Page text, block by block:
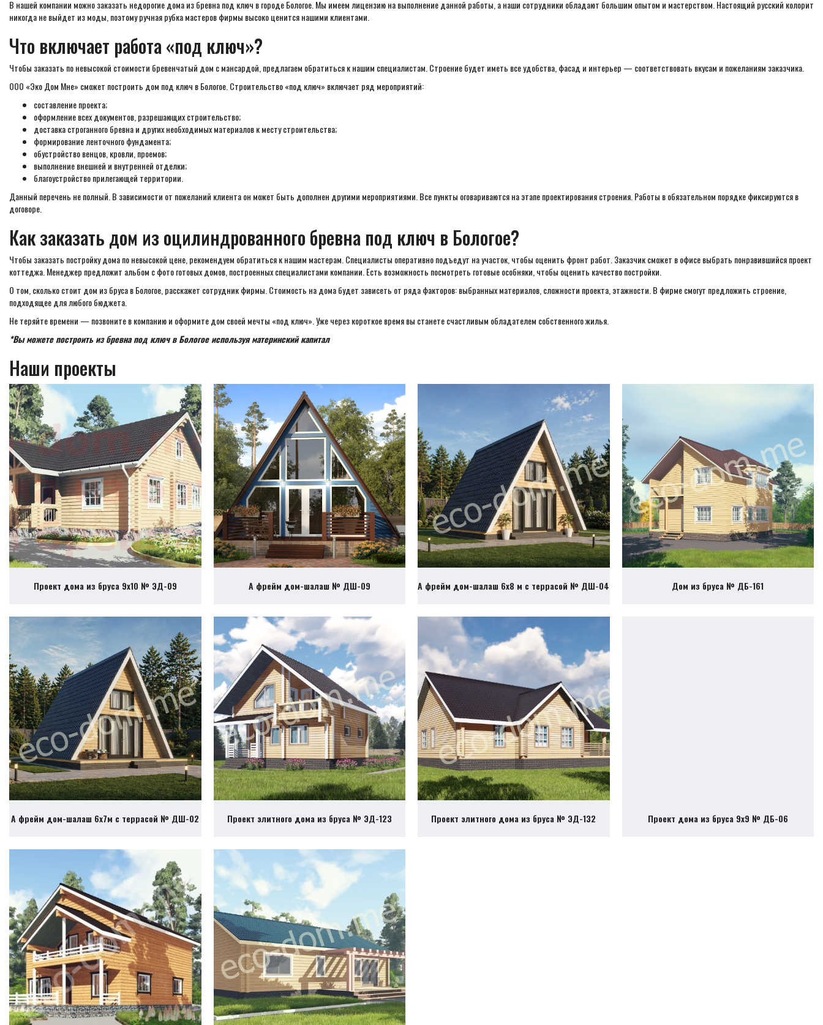
В нашей компании можно заказать недорогие дома из бревна под ключ в городе Бологое. Мы имеем лицензию на выполнение данной работы, а наши сотрудники обладают большим опытом и мастерством. Настоящий русский колорит
никогда не выйдет из моды, поэтому ручная рубка мастеров фирмы высоко ценится нашими клиентами.
Что включает работа «под ключ»?
Чтобы заказать по невысокой стоимости бревенчатый дом с мансардой, предлагаем обратиться к нашим специалистам. Строение будет иметь все удобства, фасад и интерьер — соответствовать вкусам и пожеланиям заказчика.
ООО «Эко Дом Мне» сможет построить дом под ключ в Бологое. Строительство «под ключ» включает ряд мероприятий:
составление проекта;
оформление всех документов, разрешающих строительство;
доставка строганного бревна и других необходимых материалов к месту строительства;
формирование ленточного фундамента;
обустройство венцов, кровли, проемов;
выполнение внешней и внутренней отделки;
благоустройство прилегающей территории.
Данный перечень не полный. В зависимости от пожеланий клиента он может быть дополнен другими мероприятиями. Все пункты оговариваются на этапе проектирования строения. Работы в обязательном порядке фиксируются в
договоре.
Как заказать дом из оцилиндрованного бревна под ключ в Бологое?
Чтобы заказать постройку дома по невысокой цене, рекомендуем обратиться к нашим мастерам. Специалисты оперативно подъедут на участок, чтобы оценить фронт работ. Заказчик сможет в офисе выбрать понравившийся проект
коттеджа. Менеджер предложит альбом с фото готовых домов, построенных специалистами компании. Есть возможность посмотреть готовые особняки, чтобы оценить качество постройки.
О том, сколько стоит дом из бруса в Бологое, расскажет сотрудник фирмы. Стоимость на дома будет зависеть от ряда факторов: выбранных материалов, сложности проекта, этажности. В фирме смогут предложить строение,
подходящее для любого бюджета.
Не теряйте времени — позвоните в компанию и оформите дом своей мечты «под ключ». Уже через короткое время вы станете счастливым обладателем собственного жилья.
*Вы можете построить из бревна под ключ в Бологое используя материнский капитал
Наши проекты
Проект дома из бруса 9х10 № ЭД-09 А фрейм дом-шалаш № ДШ-09 А фрейм дом-шалаш 6х8 м с террасой № ДШ-04 Дом из бруса № ДБ-161
А фрейм дом-шалаш 6х7м с террасой № ДШ-02 Проект элитного дома из бруса № ЭД-123 Проект элитного дома из бруса № ЭД-132 Проект дома из бруса 9х9 № ДБ-06